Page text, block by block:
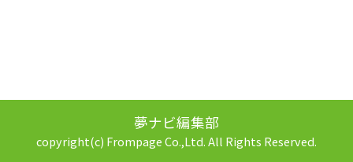
夢ナビ編集部
copyright(c) Frompage Co.,Ltd. All Rights Reserved.